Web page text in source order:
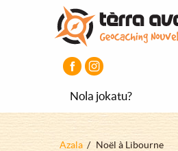
Nola jokatu?
Fil
Azala Noël à Libourne